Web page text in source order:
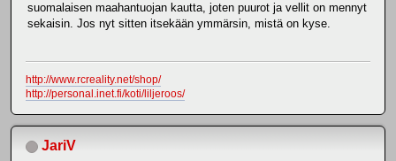
suomalaisen maahantuojan kautta, joten puurot ja vellit on mennyt
sekaisin. Jos nyt sitten itsekään ymmärsin, mistä on kyse.
http://www.rcreality.net/shop/
http://personal.inet.fi/koti/liljeroos/
JariV